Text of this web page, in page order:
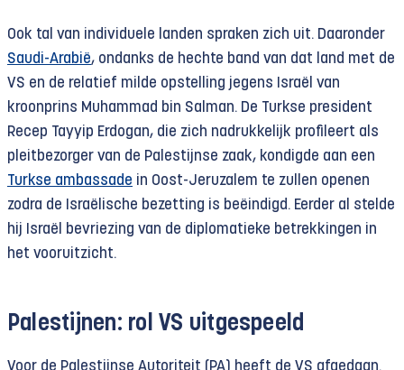
Ook tal van individuele landen spraken zich uit. Daaronder
Saudi-Arabië, ondanks de hechte band van dat land met de
VS en de relatief milde opstelling jegens Israël van
kroonprins Muhammad bin Salman. De Turkse president
Recep Tayyip Erdogan, die zich nadrukkelijk profileert als
pleitbezorger van de Palestijnse zaak, kondigde aan een
Turkse ambassade in Oost-Jeruzalem te zullen openen
zodra de Israëlische bezetting is beëindigd. Eerder al stelde
hij Israël bevriezing van de diplomatieke betrekkingen in
het vooruitzicht.
Palestijnen: rol VS uitgespeeld
Voor de Palestijnse Autoriteit (PA) heeft de VS afgedaan.